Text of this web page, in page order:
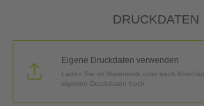
DRUCKDATEN
Eigene Druckdaten verwenden
Laden Sie im Warenkorb oder nach
eigenen Druckdaten hoch.